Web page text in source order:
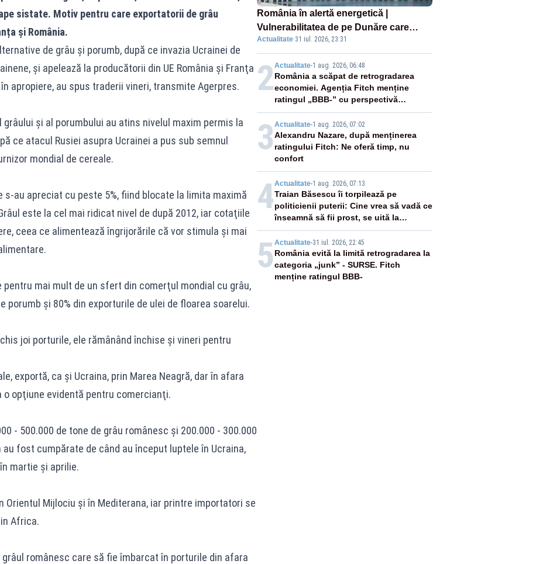
sistate. Motiv pentru care exportatorii de grâu
și România.
de grâu şi porumb, după ce invazia Ucrainei de
şi apelează la producătorii din UE România şi Franţa
apropiere, au spus traderii vineri, transmite Agerpres.
şi al porumbului au atins nivelul maxim permis la
ce atacul Rusiei asupra Ucrainei a pus sub semnul
mondial de cereale.
au apreciat cu peste 5%, fiind blocate la limita maximă
este la cel mai ridicat nivel de după 2012, iar cotaţiile
ceea ce alimentează îngrijorările că vor stimula şi mai
pentru mai mult de un sfert din comerţul mondial cu grâu,
porumb şi 80% din exporturile de ulei de floarea soarelui.
joi porturile, ele rămânând închise şi vineri pentru
exportă, ca şi Ucraina, prin Marea Neagră, dar în afara
opţiune evidentă pentru comercianţi.
- 500.000 de tone de grâu românesc şi 200.000 - 300.000
fost cumpărate de când au început luptele în Ucraina,
martie şi aprilie.
Orientul Mijlociu şi în Mediterana, iar printre importatori se
Africa.
românesc care să fie îmbarcat în porturile din afara
România în alertă energetică |
Vulnerabilitatea de pe Dunăre care
pune în pericol Centrala Cernavodă era
cunoscută de pe vremea lui Ceaușescu
Actualitate·31 iul. 2026, 23:31
2Actualitate-1 aug. 2026, 06:48
România a scăpat de retrogradarea
economiei. Agenția Fitch menține
ratingul „BBB-” cu perspectivă
negativă
3 Actualitate-1 aug. 2026, 07:02
Alexandru Nazare, după menținerea
ratingului Fitch: Ne oferă timp, nu
confort
4Actualitate-1 aug. 2026, 07:13
Traian Băsescu îi torpilează pe
politicienii puterii: Cine vrea să vadă ce
înseamnă să fii prost, se uită la
România
5 Actualitate-31 iul. 2026, 22:45
România evită la limită retrogradarea la
categoria „junk” - SURSE. Fitch
menține ratingul BBB-